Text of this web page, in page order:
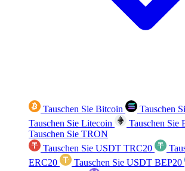
Tauschen Sie Bitcoin
Tauschen
Tauschen Sie Litecoin
Tauschen Sie
Tauschen Sie TRON
Tauschen Sie USDT TRC20
ERC20
Tauschen Sie USDT BEP20